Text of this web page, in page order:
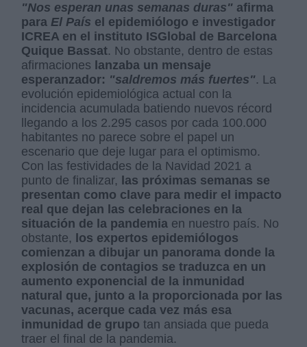
"Nos esperan unas semanas duras" afirma
para El País el epidemiólogo e investigador
ICREA en el instituto ISGlobal de Barcelona
Quique Bassat. No obstante, dentro de estas
afirmaciones lanzaba un mensaje
esperanzador: "saldremos más fuertes". La
evolución epidemiológica actual con la
incidencia acumulada batiendo nuevos récord
llegando a los 2.295 casos por cada 100.000
habitantes no parece sobre el papel un
escenario que deje lugar para el optimismo.
Con las festividades de la Navidad 2021 a
punto de finalizar,
las próximas semanas se
presentan como clave para medir el impacto
real que dejan las celebraciones en la
situación de la pandemia en nuestro país. No
obstante,
los expertos epidemiólogos
comienzan a dibujar un panorama donde la
explosión de contagios se traduzca en un
aumento exponencial de la inmunidad
natural que, junto a la proporcionada por las
vacunas, acerque cada vez más esa
inmunidad de grupo tan ansiada que pueda
traer el final de la pandemia.